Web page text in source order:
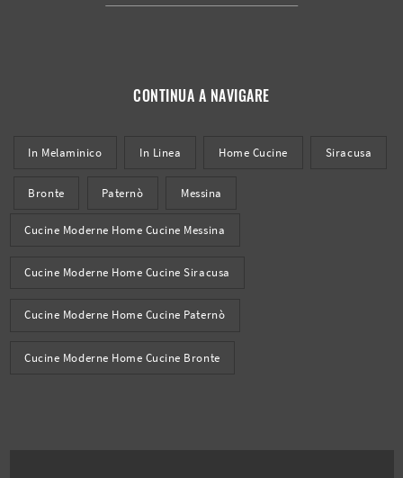
CONTINUA A NAVIGARE
In Melaminico In Linea Home Cucine Siracusa
Bronte Paternò Messina
Cucine Moderne Home Cucine Messina
Cucine Moderne Home Cucine Siracusa
Cucine Moderne Home Cucine Paternò
Cucine Moderne Home Cucine Bronte